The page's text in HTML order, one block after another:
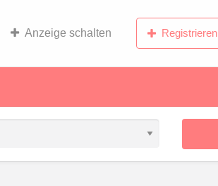
Anzeige schalten Registrieren